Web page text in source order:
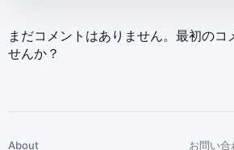
まだコメントはありません。最初のコ
せんか？
About お問い合